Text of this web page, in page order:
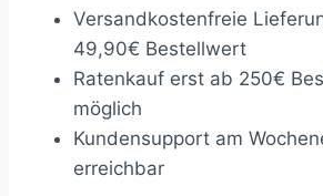
Versandkostenfreie
49,90€ Bestellwert
Ratenkauf erst ab 250€
möglich
Kundensupport am
erreichbar